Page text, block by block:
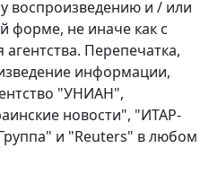
воспроизведению и / или
форме, не иначе как с
Перепечатка,
информации,
"УНИАН",
новости", "ИТАР-
и "Reuters" в любом